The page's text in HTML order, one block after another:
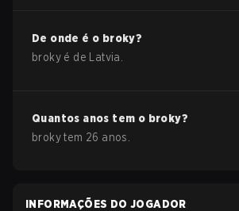
De onde é o broky?
broky é de Latvia
Quantos anos tem o broky?
brokytem 26 anos.
INFORMAÇÕES DO JOGADOR